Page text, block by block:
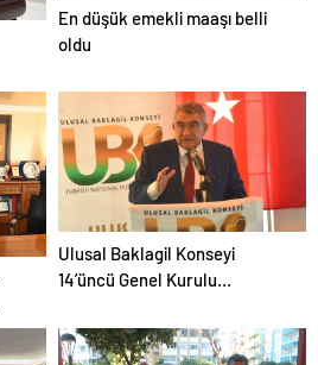
En düşük emekli maaşı belli
oldu
Ulusal Baklagil Konseyi
14’üncü Genel Kurulu